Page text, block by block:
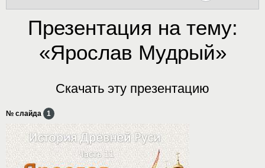
Презентация на тему:
«Ярослав Мудрый»
Скачать эту презентацию
№ слайда 1